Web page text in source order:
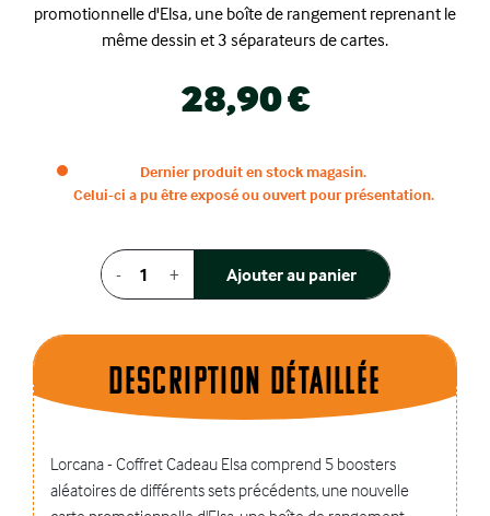
promotionnelle d'Elsa, une boîte de rangement reprenant le
même dessin et 3 séparateurs de cartes.
28,90 €
Dernier produit en stock magasin.
Celui-ci a pu être exposé ou ouvert pour présentation.
- + Ajouter au panier
Description dÉtaillÉe
Lorcana - Coffret Cadeau Elsa comprend 5 boosters
aléatoires de différents sets précédents, une nouvelle